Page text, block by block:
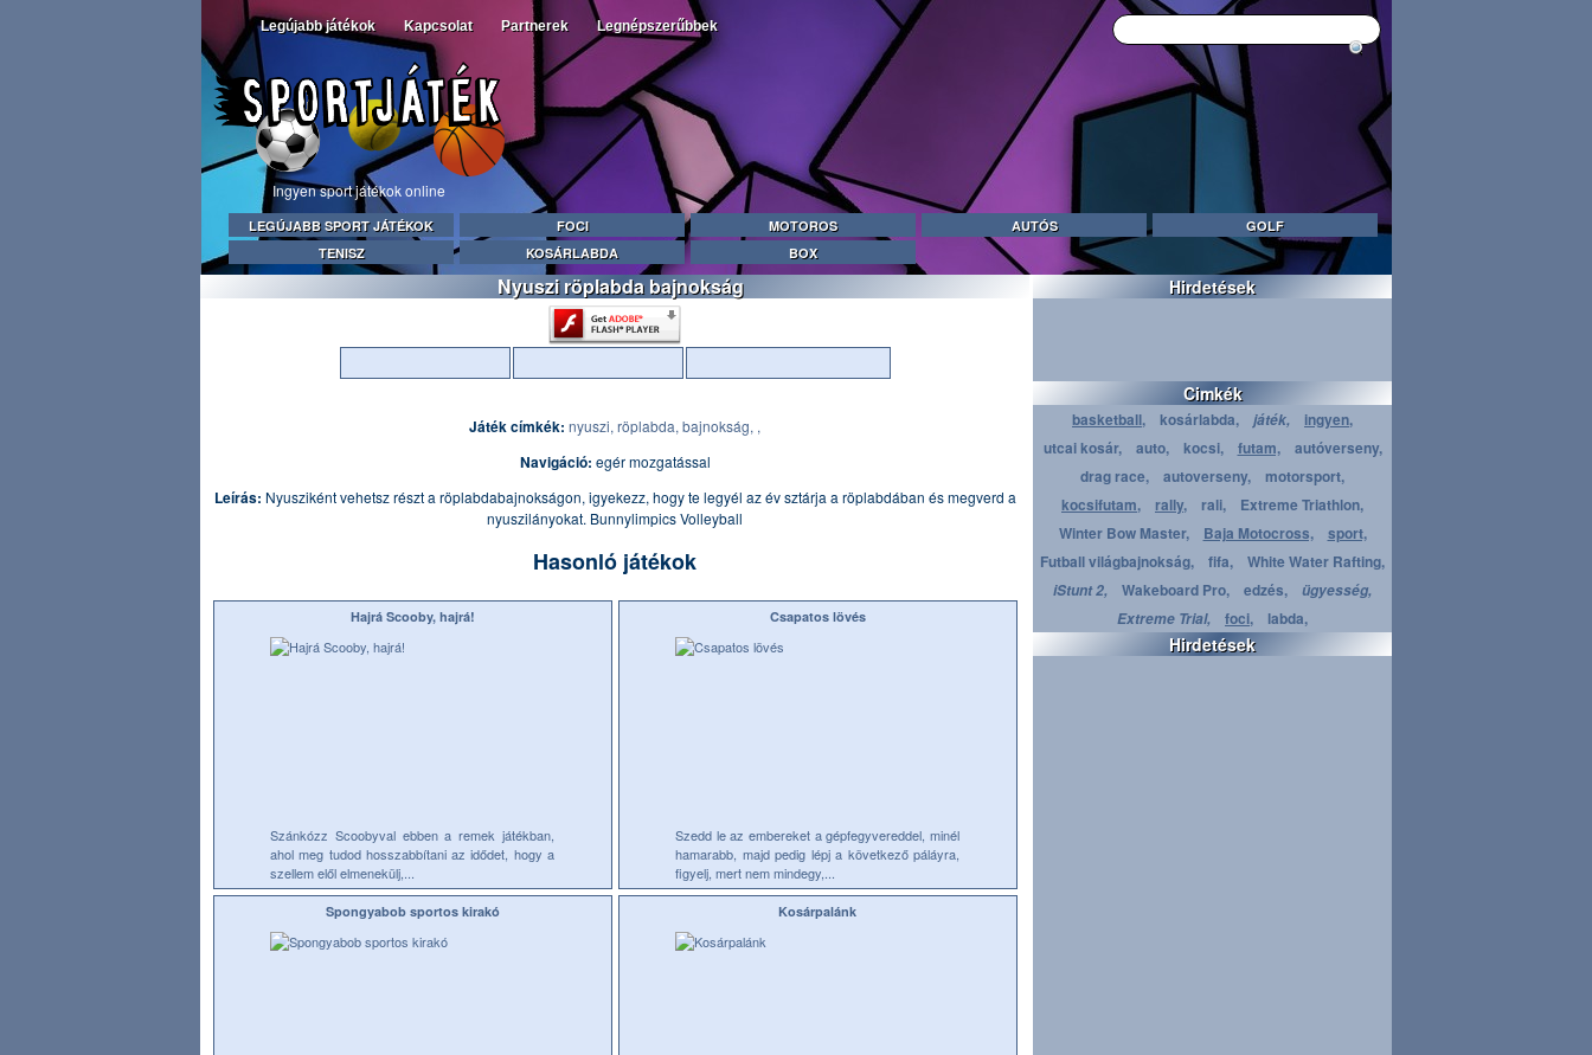
Legújabb játékok Kapcsolat Partnerek Legnépszerűbbek
Ingyen sport játékok online
LEGÚJABB SPORT JÁTÉKOK FOCI MOTOROS AUTÓS
GOLF
TENISZ
KOSÁRLABDA BOX
Nyuszi röplabda bajnokság
Játék címkék: nyuszi, röplabda, bajnokság, ,
Navigáció: egér mozgatással
Leírás: Nyusziként vehetsz részt a röplabdabajnokságon, igyekezz, hogy te legyél az év sztárja a röplabdában és megverd a
nyuszilányokat. Bunnylimpics Volleyball
Hasonló játékok
Hajrá Scooby, hajrá!
Szánkózz Scoobyval ebben a remek játékban,
ahol meg tudod hosszabbítani az idődet, hogy a
szellem elől elmenekülj,...
Csapatos lövés
Szedd le az embereket a gépfegyvereddel, minél
hamarabb, majd pedig lépj a következő páláyra,
figyelj, mert nem mindegy,...
Spongyabob sportos kirakó Kosárpalánk
Hirdetések
Cimkék
basketball, kosárlabda, játék,
ingyen,
utcai kosár,
auto, kocsi, futam,
autóverseny,
drag race,
autoverseny,
motorsport,
kocsifutam,
rally, rali,
Extreme Triathlon,
Winter Bow Master,
Baja Motocross,
sport,
Futball világbajnokság,
fifa, White Water Rafting,
iStunt 2, Wakeboard Pro, edzés,
ügyesség,
Extreme Trial,
foci, labda,
Hirdetések